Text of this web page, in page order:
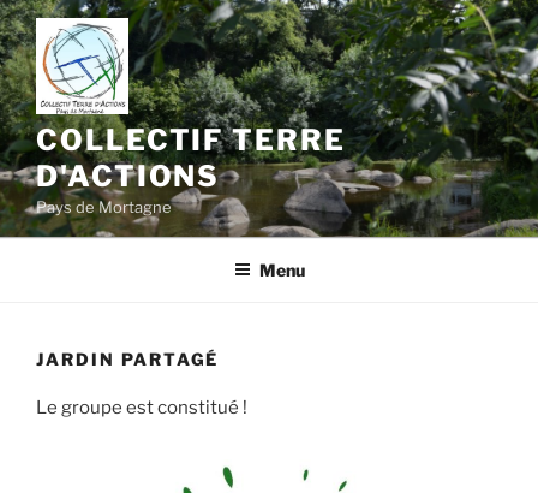
Aller
au
contenu
principal
COLLECTIF TERRE
D'ACTIONS
Pays de Mortagne
Menu
JARDIN PARTAGÉ
Le groupe est constitué !